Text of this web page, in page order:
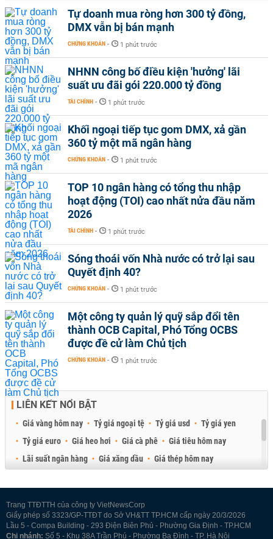
Tự doanh mua ròng hơn 300 tỷ đồng,
DMX vẫn bị bán mạnh
CHỨNG KHOÁN - 1 phút trước
NHNN công bố điều kiện 'hưởng' lãi
suất ưu đãi gói 220.000 tỷ đồng
TÀI CHÍNH - 1 phút trước
Khối ngoại tiếp tục gom DMX, xả gần
360 tỷ một mã ngân hàng
CHỨNG KHOÁN - 1 phút trước
TOP 10 ngân hàng có tổng thu nhập
hoạt động (TOI) cao nhất nửa đầu năm
2026
TÀI CHÍNH - 1 phút trước
Sóng thoái vốn Nhà nước có trở lại sau
Quyết định 40?
CHỨNG KHOÁN - 1 phút trước
Một công ty quản lý quỹ sắp đổi tên
thành OCB Capital, Phó Tổng OCBS
được đề cử làm Chủ tịch
CHỨNG KHOÁN - 1 phút trước
LIÊN KẾT NỔI BẬT
Giá vàng hôm nay Tỷ giá ngoại tệ Tỷ giá usd
Tỷ giá yen
Tỷ giá euro
Giá heo hơi Giá cà phê
Giá tiêu hôm nay
Lãi suất ngân hàng
Giá xăng dầu
Giá thép hôm nay
Trang TTĐTTH của công ty VietNewsCorp
Giấy phép số 3323/GP-TTĐT do Sở VH&TT TP.HCM cấp ngày 20/3/2026
Lầu 5 - Compa Building - 293 Điện Biên Phủ - Phường Gia Định - TP.HCM
Chi nhánh: Số 5 - Khu 38A Trần Phú - Phường Ba Đình - TP. Hà Nội